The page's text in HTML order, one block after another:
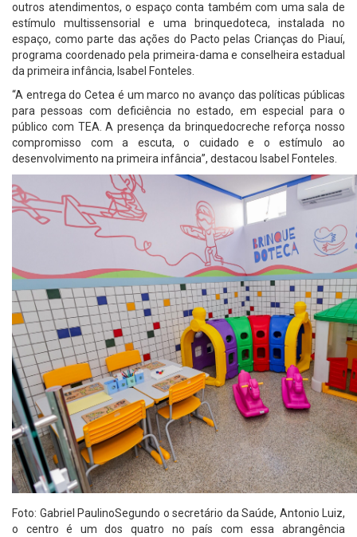
outros atendimentos, o espaço conta também com uma sala de
estímulo multissensorial e uma brinquedoteca, instalada no
espaço, como parte das ações do Pacto pelas Crianças do Piauí,
programa coordenado pela primeira-dama e conselheira estadual
da primeira infância, Isabel Fonteles.
“A entrega do Cetea é um marco no avanço das políticas públicas
para pessoas com deficiência no estado, em especial para o
público com TEA. A presença da brinquedocreche reforça nosso
compromisso com a escuta, o cuidado e o estímulo ao
desenvolvimento na primeira infância”, destacou Isabel Fonteles.
Foto: Gabriel PaulinoSegundo o secretário da Saúde, Antonio Luiz,
o centro é um dos quatro no país com essa abrangência